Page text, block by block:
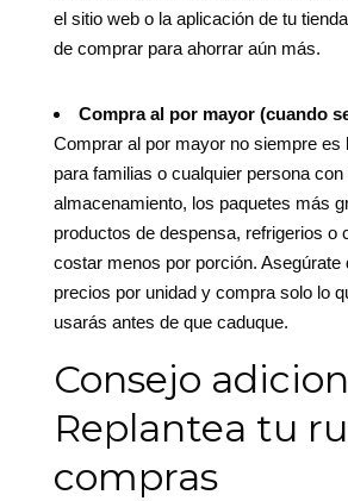
el sitio web o la aplicación de tu
de comprar para ahorrar aún más.
Compra al por mayor (cuando
Comprar al por mayor no siempre es
para familias o cualquier persona
almacenamiento, los paquetes más
productos de despensa, refrigerios o
costar menos por porción. Asegúrate
precios por unidad y compra solo lo
usarás antes de que caduque.
Consejo
Replantea tu
compras